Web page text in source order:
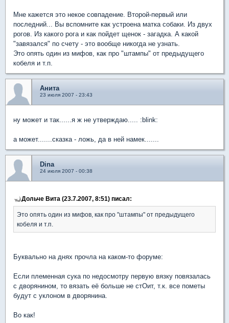
Мне кажется это некое совпадение. Второй-первый или
последний... Вы вспомните как устроена матка собаки. Из двух
рогов. Из какого рога и как пойдет щенок - загадка. А какой
"завязался" по счету - это вообще никогда не узнать.
Это опять один из мифов, как про "штампы" от предыдущего
кобеля и т.п.
Анита
23 июля 2007 - 23:43
ну может и так......я ж не утверждаю..... :blink:
а может.......сказка - ложь, да в ней намек.......
Dina
24 июля 2007 - 00:38
Дольче Вита (23.7.2007, 8:51) писал:
Это опять один из мифов, как про "штампы" от предыдущего
кобеля и т.п.
Буквально на днях прочла на каком-то форуме:
Если племенная сука по недосмотру первую вязку повязалась
с дворянином, то вязать её больше не стОит, т.к. все пометы
будут с уклоном в дворянина.
Во как!